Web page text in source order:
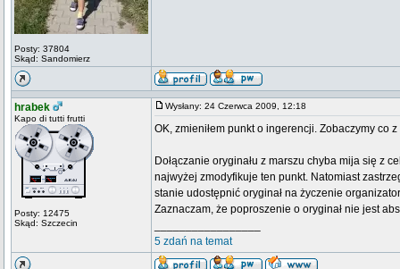
Posty: 37804
Skąd: Sandomierz
hrabek
Kapo di tutti frutti
Posty: 12475
Skąd: Szczecin
Wysłany: 24 Czerwca 2009, 12:18
OK, zmieniłem punkt o ingerencji. Zobaczymy co
Dołączanie oryginału z marszu chyba mija się z
najwyżej zmodyfikuje ten punkt. Natomiast
stanie udostępnić oryginał na życzenie
Zaznaczam, że poproszenie o oryginał nie jest
5 zdań na temat